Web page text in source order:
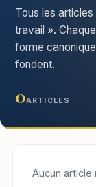
Tous les
travail ».
forme
fondent.
0ARTICLES
Aucun